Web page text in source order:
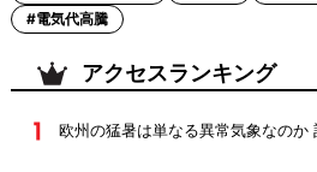
#電気代高騰
アクセスランキング
欧州の猛暑は単なる異常気象なのか